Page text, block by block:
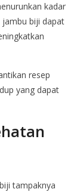
kadar
jambu biji dapat
resep
yang dapat
tampaknya